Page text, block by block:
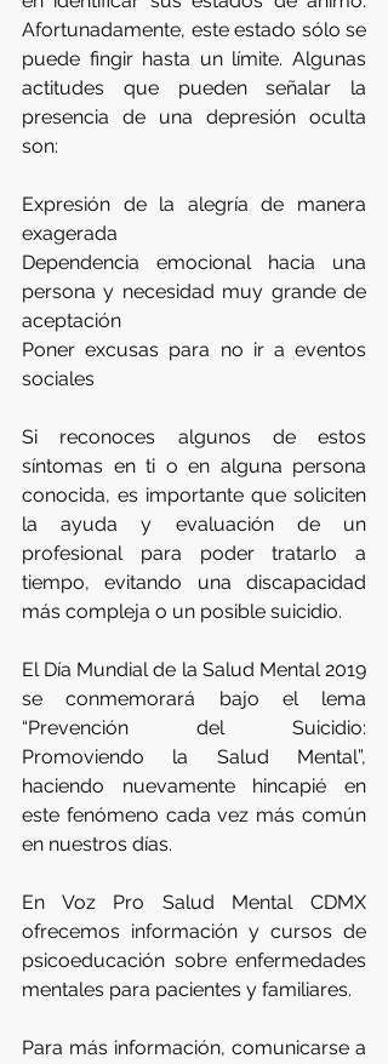
Afortunadamente, este estado sólo se
puede fingir hasta un límite. Algunas
actitudes que pueden señalar la
presencia de una depresión oculta
son:
Expresión de la alegría de manera
exagerada
Dependencia emocional hacia una
persona y necesidad muy grande de
aceptación
Poner excusas para no ir a eventos
sociales
Si reconoces algunos de estos
síntomas en ti o en alguna persona
conocida, es importante que soliciten
la ayuda y evaluación de un
profesional para poder tratarlo a
tiempo, evitando una discapacidad
más compleja o un posible suicidio.
El Día Mundial de la Salud Mental 2019
se conmemorará bajo el lema
“Prevención del Suicidio:
Promoviendo la Salud Mental”,
haciendo nuevamente hincapié en
este fenómeno cada vez más común
en nuestros días.
En Voz Pro Salud Mental CDMX
ofrecemos información y cursos de
psicoeducación sobre enfermedades
mentales para pacientes y familiares.
Para más información, comunicarse a